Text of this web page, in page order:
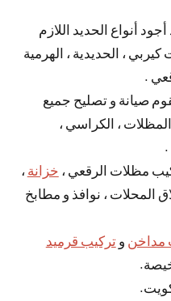
أنواع الحديد اللازم
، الحديدية ، الهرمية
.
صيانة و تصليح جميع
، الكراسي ،
.
مظلات الرقعي ، خزانة ،
المحلات ، نوافذ و مطابخ
مداخن وتركيب قرميد